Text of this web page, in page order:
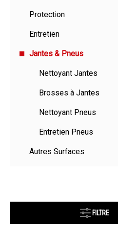
Protection
Entretien
Jantes & Pneus
Nettoyant Jantes
Brosses à Jantes
Nettoyant Pneus
Entretien Pneus
Autres Surfaces
FILTRE